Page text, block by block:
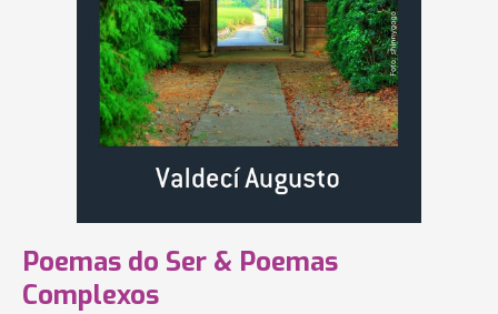
Poemas do Ser & Poemas
Complexos